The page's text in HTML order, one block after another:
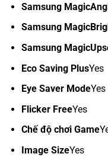
Samsung
Samsung
Samsung
Eco Saving PlusYes
Eye Saver ModeYes
Flicker FreeYes
Chế độ chơi Game
Image SizeYes